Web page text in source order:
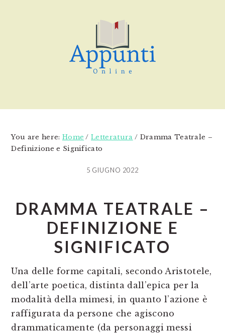
You are here: Home / Letteratura / Dramma Teatrale –
Definizione e Significato
5 GIUGNO 2022
DRAMMA TEATRALE –
DEFINIZIONE E
SIGNIFICATO
Una delle forme capitali, secondo Aristotele,
dell’arte poetica, distinta dall’epica per la
modalità della mimesi, in quanto l’azione è
raffigurata da persone che agiscono
drammaticamente (da personaggi messi